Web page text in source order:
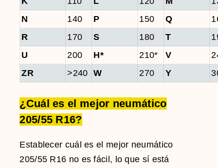
N
140 P 150 Q
R
170 S 180 T
U
200 H* 210* V
ZR
>240 W 270 Y
¿Cuál es el mejor neumático
205/55 R16?
Establecer cuál es el mejor neumático
205/55 R16 no es fácil, lo que sí está